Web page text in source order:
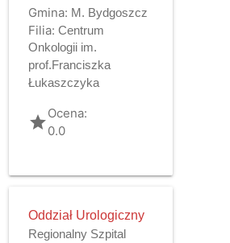
Gmina: M. Bydgoszcz
Filia: Centrum
Onkologii im.
prof.Franciszka
Łukaszczyka
gradeOcena:
0.0
Oddział Urologiczny
Regionalny Szpital